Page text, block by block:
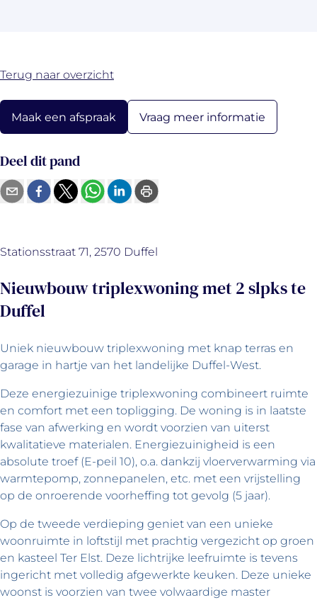
Terug naar overzicht
Maak een afspraak Vraag meer informatie
Deel dit pand
Stationsstraat 71, 2570 Duffel
Nieuwbouw triplexwoning met 2 slpks te
Duffel
Uniek nieuwbouw triplexwoning met knap terras en
garage in hartje van het landelijke Duffel-West.
Deze energiezuinige triplexwoning combineert ruimte
en comfort met een topligging. De woning is in laatste
fase van afwerking en wordt voorzien van uiterst
kwalitatieve materialen. Energiezuinigheid is een
absolute troef (E-peil 10), o.a. dankzij vloerverwarming via
warmtepomp, zonnepanelen, etc. met een vrijstelling
op de onroerende voorheffing tot gevolg (5 jaar).
Op de tweede verdieping geniet van een unieke
woonruimte in loftstijl met prachtig vergezicht op groen
en kasteel Ter Elst. Deze lichtrijke leefruimte is tevens
ingericht met volledig afgewerkte keuken. Deze unieke
woonst is voorzien van twee volwaardige master